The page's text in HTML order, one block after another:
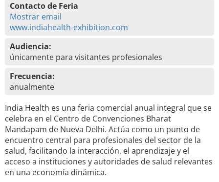
Contacto de Feria
Mostrar email
www.indiahealth-exhibition.com
Audiencia:
únicamente para visitantes profesionales
Frecuencia:
anualmente
India Health es una feria comercial anual integral que se
celebra en el Centro de Convenciones Bharat
Mandapam de Nueva Delhi. Actúa como un punto de
encuentro central para profesionales del sector de la
salud, facilitando la interacción, el aprendizaje y el
acceso a instituciones y autoridades de salud relevantes
en una economía dinámica.